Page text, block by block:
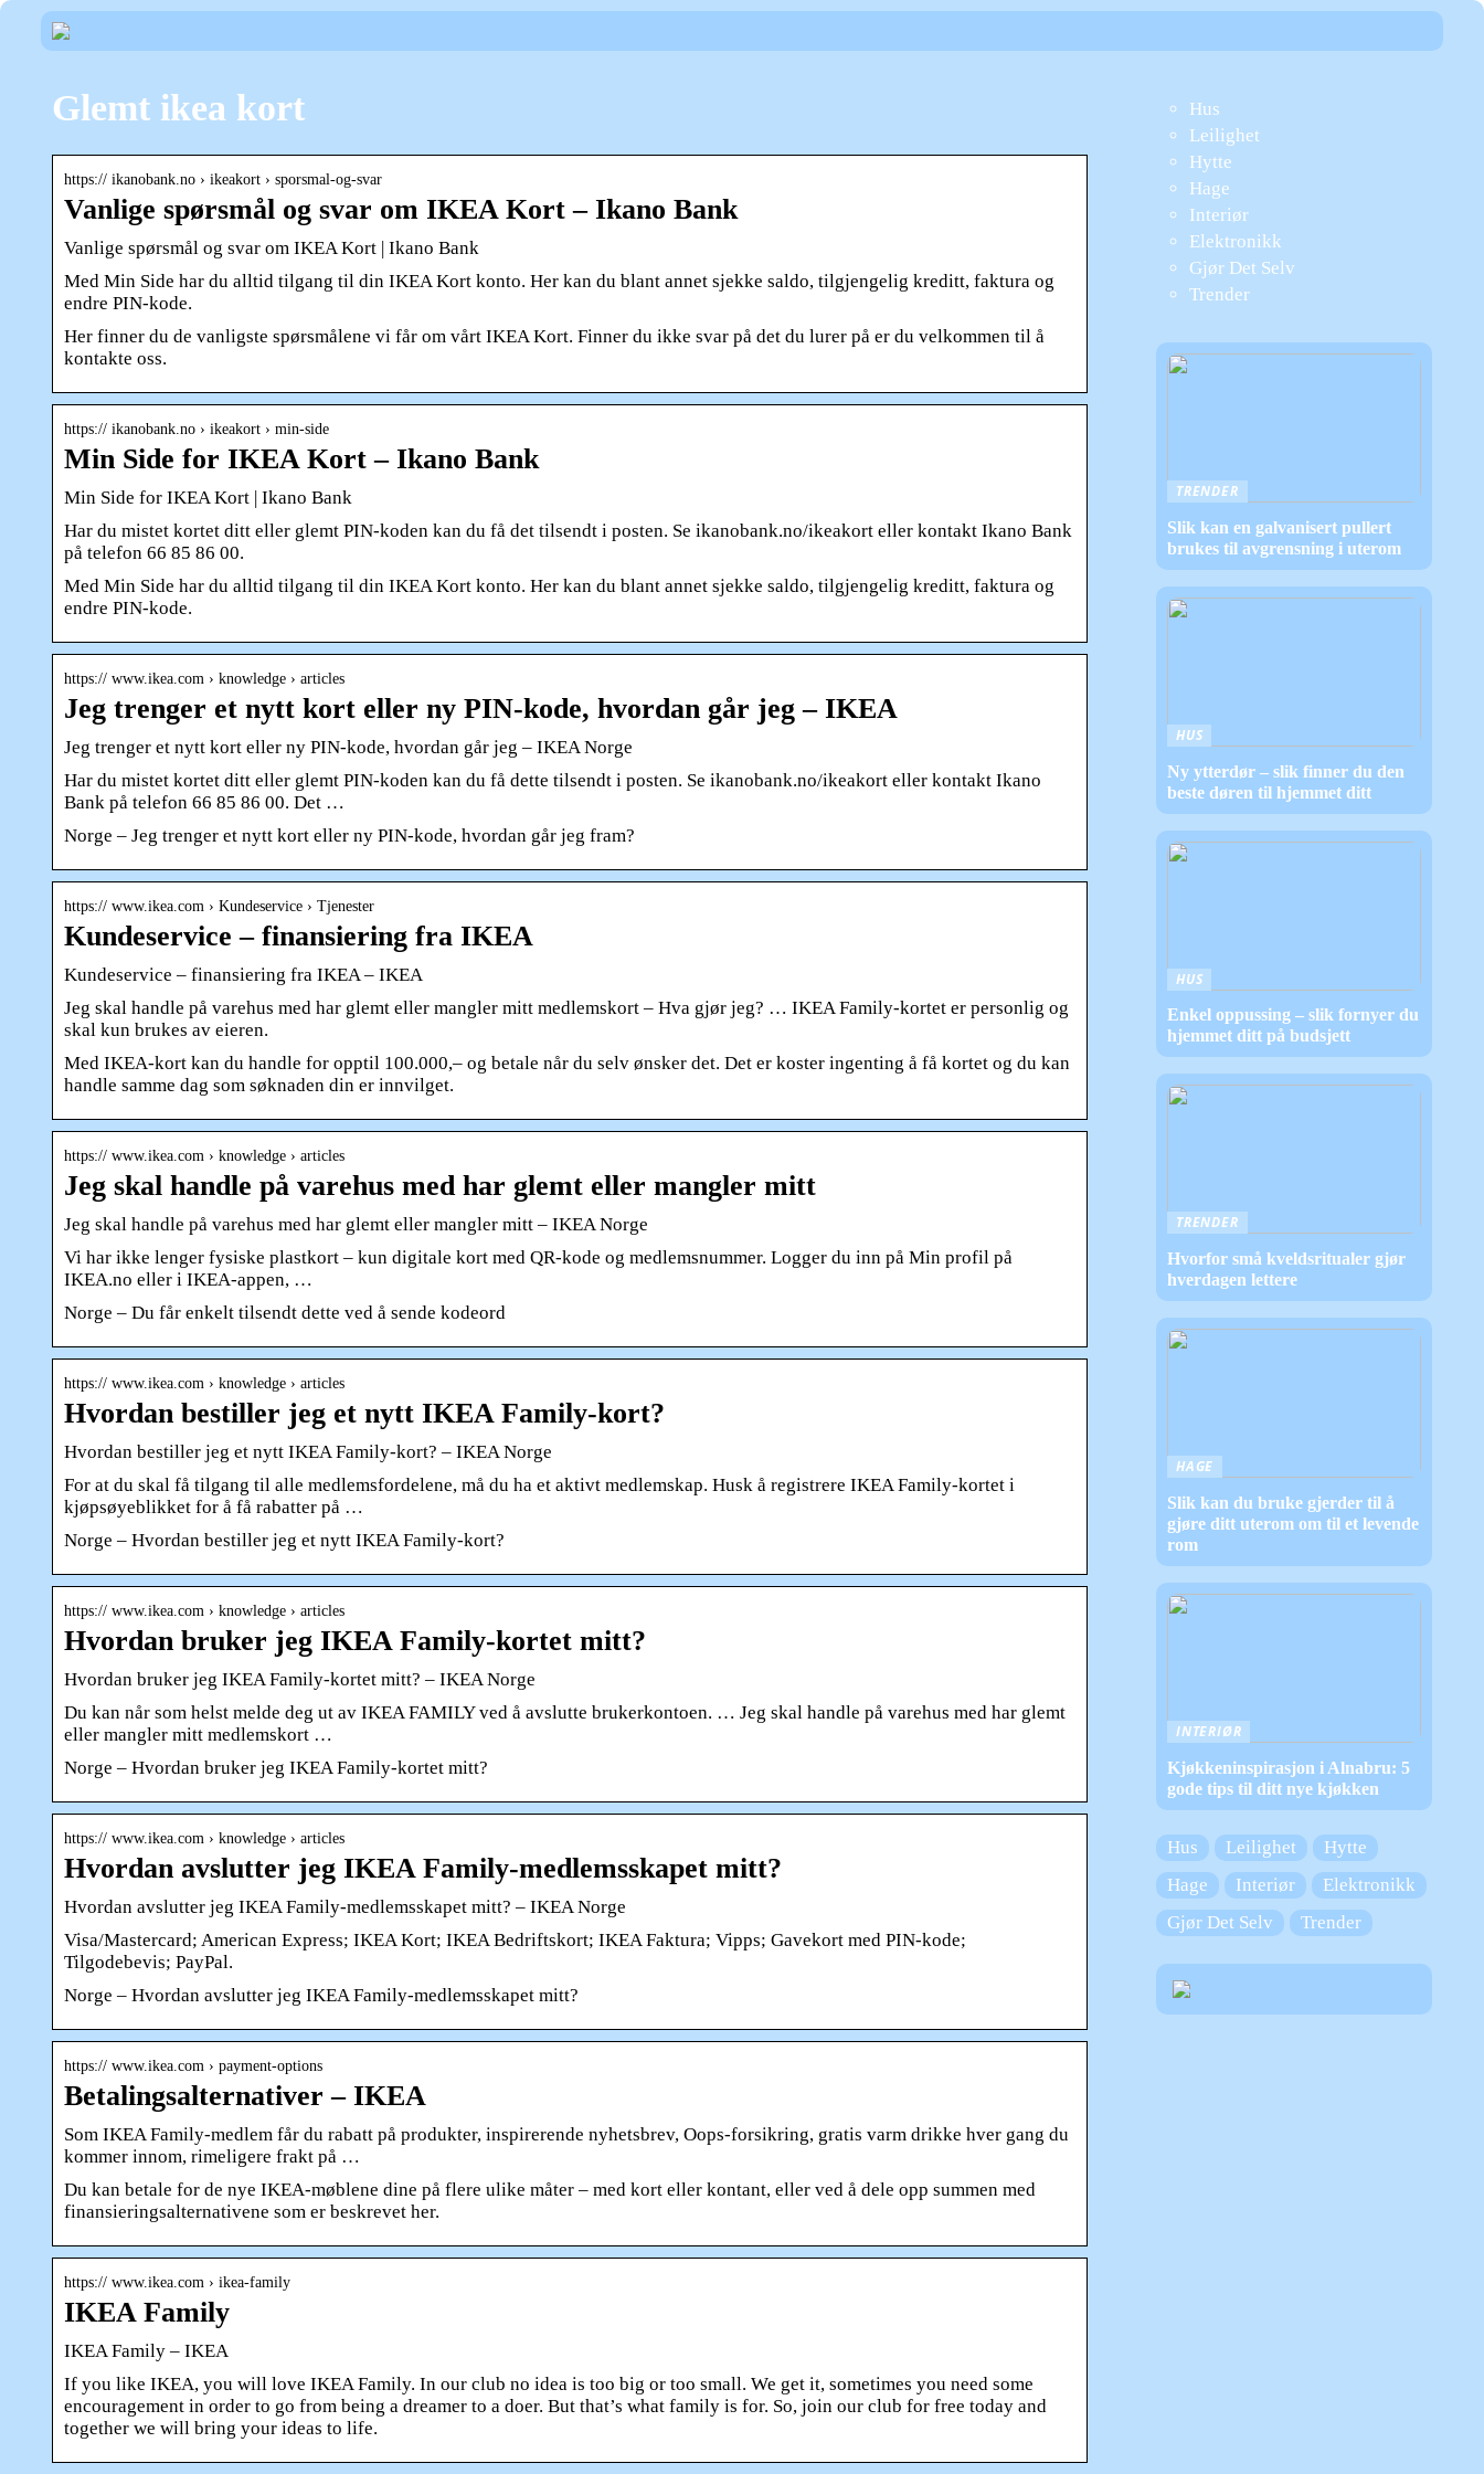
Glemt ikea kort
https:// ikanobank.no › ikeakort › sporsmal-og-svar
Vanlige spørsmål og svar om IKEA Kort – Ikano Bank
Vanlige spørsmål og svar om IKEA Kort | Ikano Bank
Med Min Side har du alltid tilgang til din IKEA Kort konto. Her kan du blant annet sjekke saldo, tilgjengelig kreditt, faktura og
endre PIN-kode.
Her finner du de vanligste spørsmålene vi får om vårt IKEA Kort. Finner du ikke svar på det du lurer på er du velkommen til å
kontakte oss.
https:// ikanobank.no › ikeakort › min-side
Min Side for IKEA Kort – Ikano Bank
Min Side for IKEA Kort | Ikano Bank
Har du mistet kortet ditt eller glemt PIN-koden kan du få det tilsendt i posten. Se ikanobank.no/ikeakort eller kontakt Ikano Bank
på telefon 66 85 86 00.
Med Min Side har du alltid tilgang til din IKEA Kort konto. Her kan du blant annet sjekke saldo, tilgjengelig kreditt, faktura og
endre PIN-kode.
https:// www.ikea.com › knowledge › articles
Jeg trenger et nytt kort eller ny PIN-kode, hvordan går jeg – IKEA
Jeg trenger et nytt kort eller ny PIN-kode, hvordan går jeg – IKEA Norge
Har du mistet kortet ditt eller glemt PIN-koden kan du få dette tilsendt i posten. Se ikanobank.no/ikeakort eller kontakt Ikano
Bank på telefon 66 85 86 00. Det …
Norge – Jeg trenger et nytt kort eller ny PIN-kode, hvordan går jeg fram?
https:// www.ikea.com › Kundeservice › Tjenester
Kundeservice – finansiering fra IKEA
Kundeservice – finansiering fra IKEA – IKEA
Jeg skal handle på varehus med har glemt eller mangler mitt medlemskort – Hva gjør jeg? … IKEA Family-kortet er personlig og
skal kun brukes av eieren.
Med IKEA-kort kan du handle for opptil 100.000,– og betale når du selv ønsker det. Det er koster ingenting å få kortet og du kan
handle samme dag som søknaden din er innvilget.
https:// www.ikea.com › knowledge › articles
Jeg skal handle på varehus med har glemt eller mangler mitt
Jeg skal handle på varehus med har glemt eller mangler mitt – IKEA Norge
Vi har ikke lenger fysiske plastkort – kun digitale kort med QR-kode og medlemsnummer. Logger du inn på Min profil på
IKEA.no eller i IKEA-appen, …
Norge – Du får enkelt tilsendt dette ved å sende kodeord
https:// www.ikea.com › knowledge › articles
Hvordan bestiller jeg et nytt IKEA Family-kort?
Hvordan bestiller jeg et nytt IKEA Family-kort? – IKEA Norge
For at du skal få tilgang til alle medlemsfordelene, må du ha et aktivt medlemskap. Husk å registrere IKEA Family-kortet i
kjøpsøyeblikket for å få rabatter på …
Norge – Hvordan bestiller jeg et nytt IKEA Family-kort?
https:// www.ikea.com › knowledge › articles
Hvordan bruker jeg IKEA Family-kortet mitt?
Hvordan bruker jeg IKEA Family-kortet mitt? – IKEA Norge
Du kan når som helst melde deg ut av IKEA FAMILY ved å avslutte brukerkontoen. … Jeg skal handle på varehus med har glemt
eller mangler mitt medlemskort …
Norge – Hvordan bruker jeg IKEA Family-kortet mitt?
https:// www.ikea.com › knowledge › articles
Hvordan avslutter jeg IKEA Family-medlemsskapet mitt?
Hvordan avslutter jeg IKEA Family-medlemsskapet mitt? – IKEA Norge
Visa/Mastercard; American Express; IKEA Kort; IKEA Bedriftskort; IKEA Faktura; Vipps; Gavekort med PIN-kode;
Tilgodebevis; PayPal.
Norge – Hvordan avslutter jeg IKEA Family-medlemsskapet mitt?
https:// www.ikea.com › payment-options
Betalingsalternativer – IKEA
Som IKEA Family-medlem får du rabatt på produkter, inspirerende nyhetsbrev, Oops-forsikring, gratis varm drikke hver gang du
kommer innom, rimeligere frakt på …
Du kan betale for de nye IKEA-møblene dine på flere ulike måter – med kort eller kontant, eller ved å dele opp summen med
finansieringsalternativene som er beskrevet her.
https:// www.ikea.com › ikea-family
IKEA Family
IKEA Family – IKEA
If you like IKEA, you will love IKEA Family. In our club no idea is too big or too small. We get it, sometimes you need some
encouragement in order to go from being a dreamer to a doer. But that’s what family is for. So, join our club for free today and
together we will bring your ideas to life.
Hus
Leilighet
Hytte
Hage
Interiør
Elektronikk
Gjør Det Selv
Trender
TRENDER
Slik kan en galvanisert pullert
brukes til avgrensning i uterom
HUS
Ny ytterdør – slik finner du den
beste døren til hjemmet ditt
HUS
Enkel oppussing – slik fornyer du
hjemmet ditt på budsjett
TRENDER
Hvorfor små kveldsritualer gjør
hverdagen lettere
HAGE
Slik kan du bruke gjerder til å
gjøre ditt uterom om til et levende
rom
INTERIØR
Kjøkkeninspirasjon i Alnabru: 5
gode tips til ditt nye kjøkken
Hus Leilighet
Hytte
Hage
Interiør
Elektronikk
Gjør Det Selv
Trender